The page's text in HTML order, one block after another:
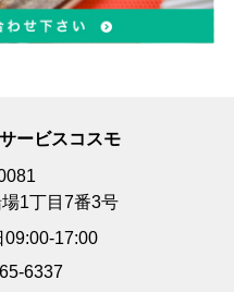
ービスコスモ
1丁目7番3号
17:00
6337